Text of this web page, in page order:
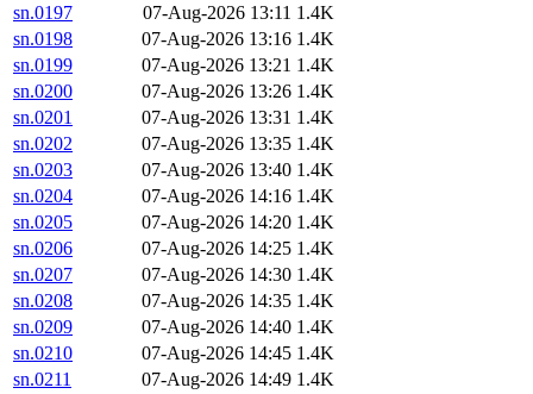
sn.0197
07-Aug-2026 13:11 1.4K
sn.0198
07-Aug-2026 13:16 1.4K
sn.0199
07-Aug-2026 13:21 1.4K
sn.0200
07-Aug-2026 13:26 1.4K
sn.0201
07-Aug-2026 13:31 1.4K
sn.0202
07-Aug-2026 13:35 1.4K
sn.0203
07-Aug-2026 13:40 1.4K
sn.0204
07-Aug-2026 14:16 1.4K
sn.0205
07-Aug-2026 14:20 1.4K
sn.0206
07-Aug-2026 14:25 1.4K
sn.0207
07-Aug-2026 14:30 1.4K
sn.0208
07-Aug-2026 14:35 1.4K
sn.0209
07-Aug-2026 14:40 1.4K
sn.0210
07-Aug-2026 14:45 1.4K
sn.0211
07-Aug-2026 14:49 1.4K